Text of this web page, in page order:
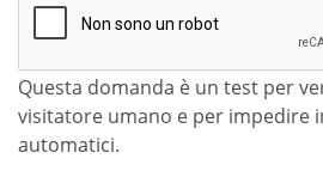
Questa domanda è un test per
visitatore umano e per impedire
automatici.